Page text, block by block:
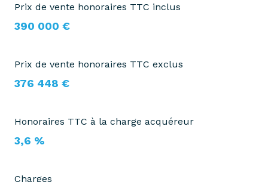
accès handicapé
Prix de vente honoraires TTC inclus
390 000 €
Prix de vente honoraires TTC exclus
376 448 €
Honoraires TTC à la charge acquéreur
3,6 %
Charges